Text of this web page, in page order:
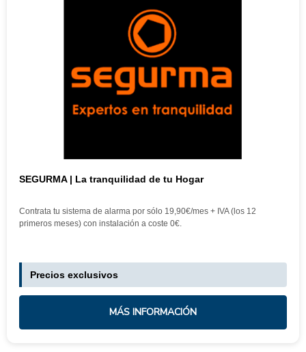
SEGURMA | La tranquilidad de tu Hogar
Contrata tu sistema de alarma por sólo 19,90€/mes + IVA (los 12
primeros meses) con instalación a coste 0€.
Precios exclusivos
MÁS INFORMACIÓN